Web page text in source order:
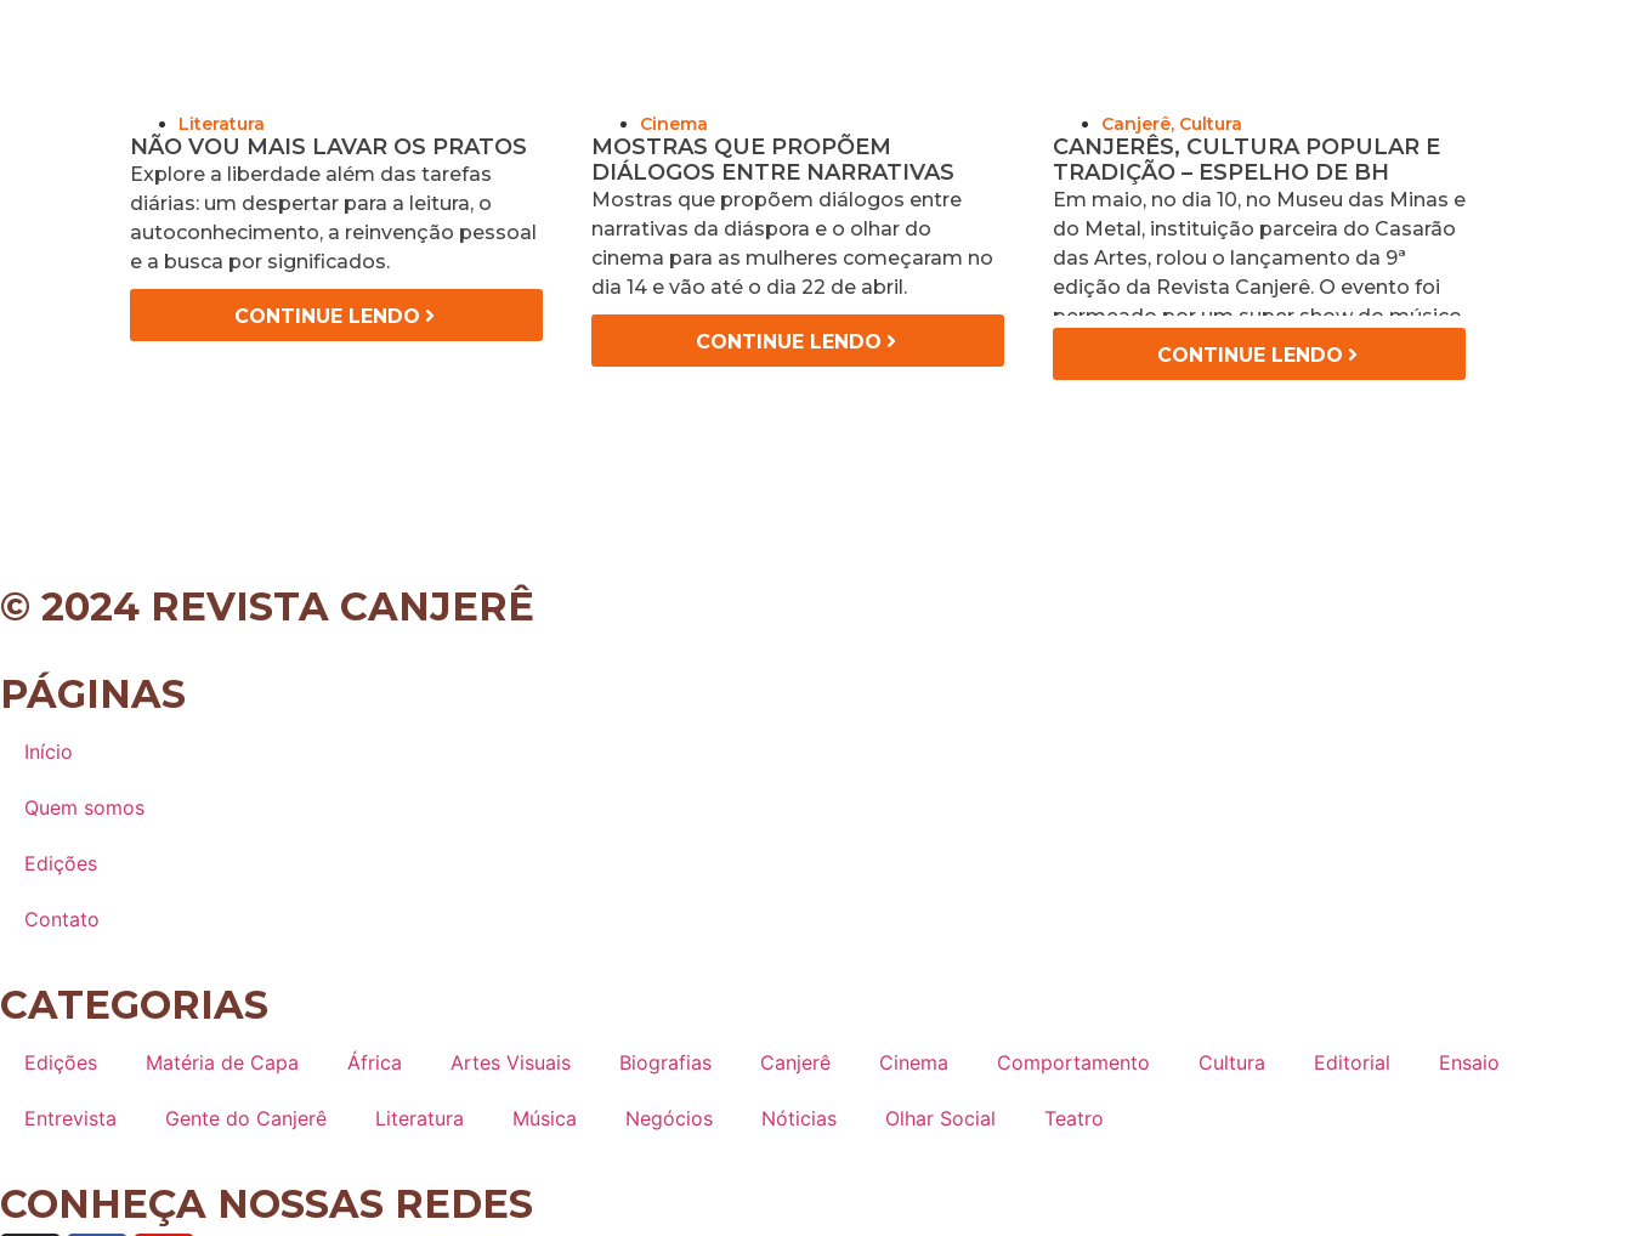
Literatura
NÃO VOU MAIS LAVAR OS PRATOS
Explore a liberdade além das tarefas
diárias: um despertar para a leitura, o
autoconhecimento, a reinvenção pessoal
e a busca por significados.
CONTINUE LENDO
Cinema
MOSTRAS QUE PROPÕEM
DIÁLOGOS ENTRE NARRATIVAS
Mostras que propõem diálogos entre
narrativas da diáspora e o olhar do
cinema para as mulheres começaram no
dia 14 e vão até o dia 22 de abril.
CONTINUE LENDO
Canjerê, Cultura
CANJERÊS, CULTURA POPULAR E
TRADIÇÃO – ESPELHO DE BH
Em maio, no dia 10, no Museu das Minas e
do Metal, instituição parceira do Casarão
das Artes, rolou o lançamento da 9ª
edição da Revista Canjerê. O evento foi
permeado por um super show do músico
Babu, juntamente com sua banda.
CONTINUE LENDO
© 2024 REVISTA CANJERÊ
PÁGINAS
Início
Quem somos
Edições
Contato
CATEGORIAS
Edições Matéria de Capa África Artes Visuais Biografias Canjerê Cinema Comportamento Cultura Editorial Ensaio
Entrevista Gente do Canjerê Literatura Música Negócios Nóticias Olhar Social Teatro
CONHEÇA NOSSAS REDES